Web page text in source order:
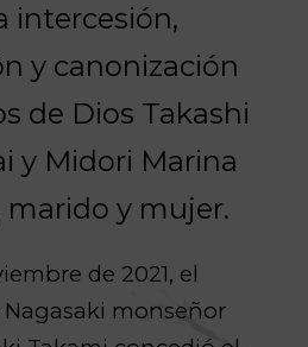
intercesión,
y canonización
de Dios Takashi
y Midori Marina
marido y mujer.
de 2021, el
monseñor